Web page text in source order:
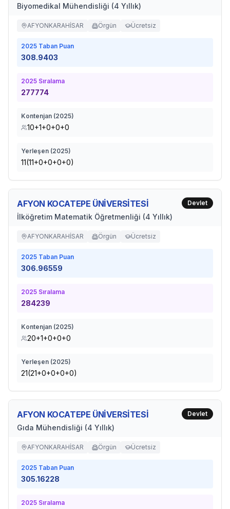
Biyomedikal Mühendisliği (4 Yıllık)
AFYONKARAHİSAR Örgün Ücretsiz
2025 Taban Puan
308.9403
2025 Sıralama
277774
Kontenjan (2025)
10+1+0+0+0
Yerleşen (2025)
11(11+0+0+0+0)
AFYON KOCATEPE ÜNİVERSİTESİ
İlköğretim Matematik Öğretmenliği (4 Yıllık)
Devlet
AFYONKARAHİSAR Örgün Ücretsiz
2025 Taban Puan
306.96559
2025 Sıralama
284239
Kontenjan (2025)
20+1+0+0+0
Yerleşen (2025)
21(21+0+0+0+0)
AFYON KOCATEPE ÜNİVERSİTESİ
Gıda Mühendisliği (4 Yıllık)
Devlet
AFYONKARAHİSAR Örgün Ücretsiz
2025 Taban Puan
305.16228
2025 Sıralama